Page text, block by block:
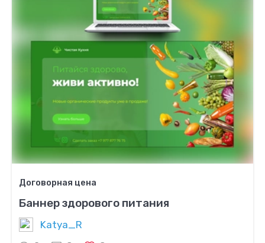
Договорная цена
Баннер здорового питания
Katya_R